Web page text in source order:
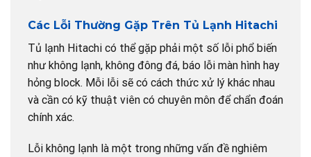
Các Lỗi Thường Gặp Trên Tủ Lạnh Hitachi
Tủ lạnh Hitachi có thể gặp phải một số lỗi phổ biến
như không lạnh, không đông đá, báo lỗi màn hình hay
hỏng block. Mỗi lỗi sẽ có cách thức xử lý khác nhau
và cần có kỹ thuật viên có chuyên môn để chẩn đoán
chính xác.
Lỗi không lạnh là một trong những vấn đề nghiêm